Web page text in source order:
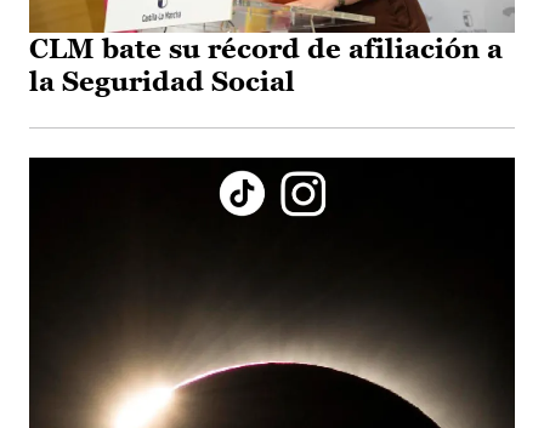
CLM bate su récord de afiliación a
la Seguridad Social